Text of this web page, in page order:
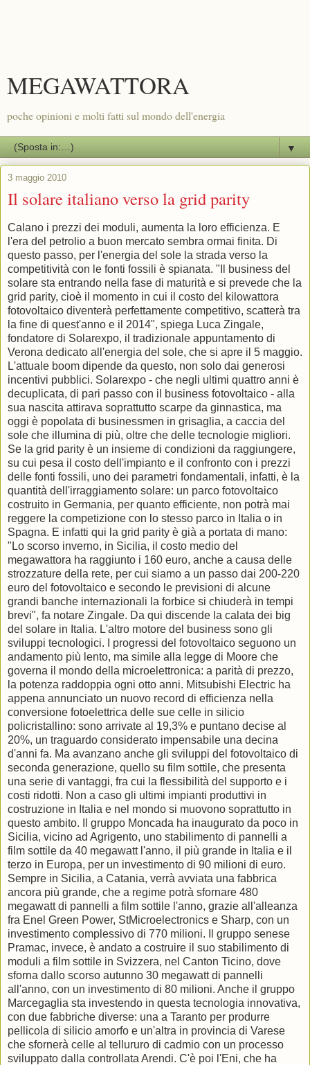
MEGAWATTORA
poche opinioni e molti fatti sul mondo dell'energia
▼
3 maggio 2010
Il solare italiano verso la grid parity
Calano i prezzi dei moduli, aumenta la loro efficienza. E
l'era del petrolio a buon mercato sembra ormai finita. Di
questo passo, per l'energia del sole la strada verso la
competitività con le fonti fossili è spianata. "Il business del
solare sta entrando nella fase di maturità e si prevede che la
grid parity, cioè il momento in cui il costo del kilowattora
fotovoltaico diventerà perfettamente competitivo, scatterà tra
la fine di quest'anno e il 2014", spiega Luca Zingale,
fondatore di Solarexpo, il tradizionale appuntamento di
Verona dedicato all'energia del sole, che si apre il 5 maggio.
L'attuale boom dipende da questo, non solo dai generosi
incentivi pubblici. Solarexpo - che negli ultimi quattro anni è
decuplicata, di pari passo con il business fotovoltaico - alla
sua nascita attirava soprattutto scarpe da ginnastica, ma
oggi è popolata di businessmen in grisaglia, a caccia del
sole che illumina di più, oltre che delle tecnologie migliori.
Se la grid parity è un insieme di condizioni da raggiungere,
su cui pesa il costo dell'impianto e il confronto con i prezzi
delle fonti fossili, uno dei parametri fondamentali, infatti, è la
quantità dell'irraggiamento solare: un parco fotovoltaico
costruito in Germania, per quanto efficiente, non potrà mai
reggere la competizione con lo stesso parco in Italia o in
Spagna. E infatti qui la grid parity è già a portata di mano:
"Lo scorso inverno, in Sicilia, il costo medio del
megawattora ha raggiunto i 160 euro, anche a causa delle
strozzature della rete, per cui siamo a un passo dai 200-220
euro del fotovoltaico e secondo le previsioni di alcune
grandi banche internazionali la forbice si chiuderà in tempi
brevi", fa notare Zingale. Da qui discende la calata dei big
del solare in Italia. L'altro motore del business sono gli
sviluppi tecnologici. I progressi del fotovoltaico seguono un
andamento più lento, ma simile alla legge di Moore che
governa il mondo della microelettronica: a parità di prezzo,
la potenza raddoppia ogni otto anni. Mitsubishi Electric ha
appena annunciato un nuovo record di efficienza nella
conversione fotoelettrica delle sue celle in silicio
policristallino: sono arrivate al 19,3% e puntano decise al
20%, un traguardo considerato impensabile una decina
d'anni fa. Ma avanzano anche gli sviluppi del fotovoltaico di
seconda generazione, quello su film sottile, che presenta
una serie di vantaggi, fra cui la flessibilità del supporto e i
costi ridotti. Non a caso gli ultimi impianti produttivi in
costruzione in Italia e nel mondo si muovono soprattutto in
questo ambito. Il gruppo Moncada ha inaugurato da poco in
Sicilia, vicino ad Agrigento, uno stabilimento di pannelli a
film sottile da 40 megawatt l'anno, il più grande in Italia e il
terzo in Europa, per un investimento di 90 milioni di euro.
Sempre in Sicilia, a Catania, verrà avviata una fabbrica
ancora più grande, che a regime potrà sfornare 480
megawatt di pannelli a film sottile l'anno, grazie all'alleanza
fra Enel Green Power, StMicroelectronics e Sharp, con un
investimento complessivo di 770 milioni. Il gruppo senese
Pramac, invece, è andato a costruire il suo stabilimento di
moduli a film sottile in Svizzera, nel Canton Ticino, dove
sforna dallo scorso autunno 30 megawatt di pannelli
all'anno, con un investimento di 80 milioni. Anche il gruppo
Marcegaglia sta investendo in questa tecnologia innovativa,
con due fabbriche diverse: una a Taranto per produrre
pellicola di silicio amorfo e un'altra in provincia di Varese
che sfornerà celle al tellururo di cadmio con un processo
sviluppato dalla controllata Arendi. C'è poi l'Eni, che ha